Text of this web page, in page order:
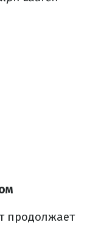
продолжает